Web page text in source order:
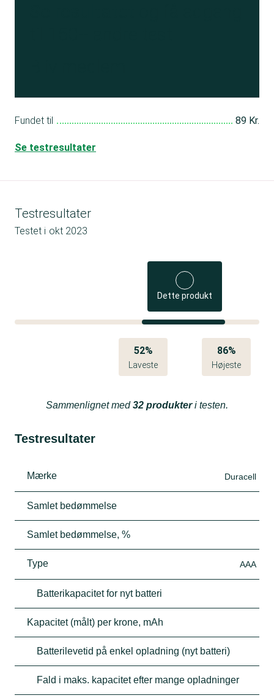
Fundet til 89 Kr.
Se testresultater
Testresultater
Testet i okt 2023
Dette produkt
52%
Laveste
86%
Højeste
Sammenlignet med32 produkteri testen.
Testresultater
Mærke Duracell
Samlet bedømmelse
Samlet bedømmelse, %
Type AAA
Batterikapacitet for nyt batteri
Kapacitet (målt) per krone, mAh
Batterilevetid på enkel opladning (nyt batteri)
Fald i maks. kapacitet efter mange opladninger